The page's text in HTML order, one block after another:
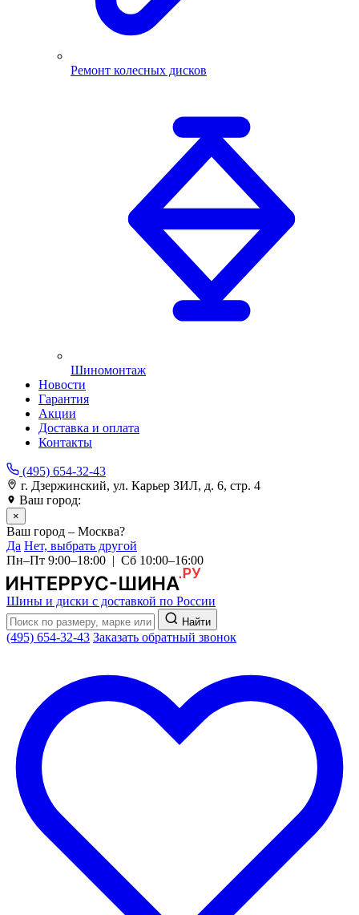
Ремонт колесных дисков
Шиномонтаж
Новости
Гарантия
Акции
Доставка и оплата
Контакты
(495) 654-32-43
г. Дзержинский, ул. Карьер ЗИЛ, д. 6, стр. 4
Ваш город:
×
Ваш город – Москва?
Да Нет, выбрать другой
Пн–Пт 9:00–18:00 | Сб 10:00–16:00
Шины и диски с доставкой по России
Найти
(495) 654-32-43 Заказать обратный звонок